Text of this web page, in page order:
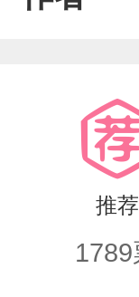
度、赶走
他，结果
家，结果
停。至恶
推荐
1789